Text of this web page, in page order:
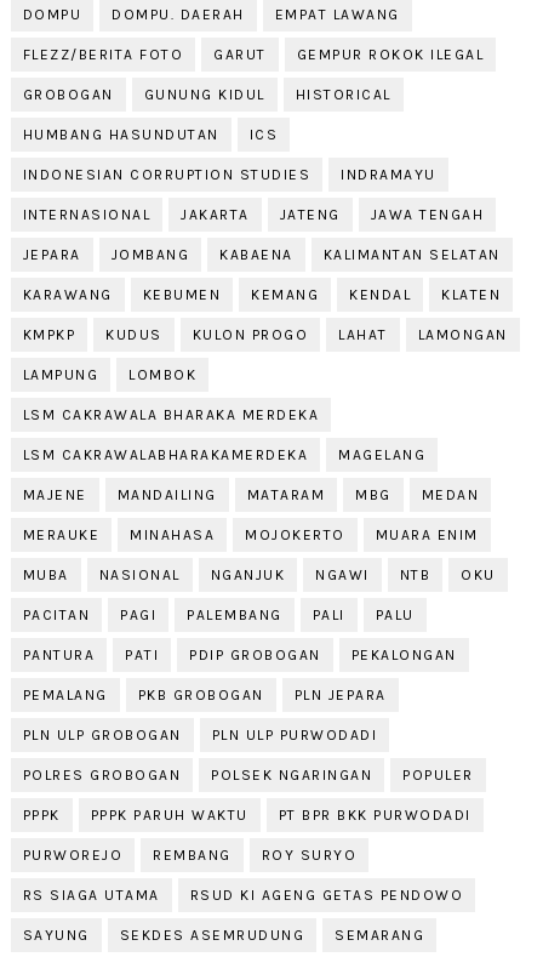
DOMPU DOMPU. DAERAH EMPAT LAWANG
FLEZZ/BERITA FOTO GARUT GEMPUR ROKOK ILEGAL
GROBOGAN GUNUNG KIDUL HISTORICAL
HUMBANG HASUNDUTAN ICS
INDONESIAN CORRUPTION STUDIES INDRAMAYU
INTERNASIONAL JAKARTA JATENG JAWA TENGAH
JEPARA JOMBANG KABAENA KALIMANTAN SELATAN
KARAWANG KEBUMEN KEMANG KENDAL KLATEN
KMPKP KUDUS KULON PROGO LAHAT LAMONGAN
LAMPUNG LOMBOK
LSM CAKRAWALA BHARAKA MERDEKA
LSM CAKRAWALABHARAKAMERDEKA MAGELANG
MAJENE MANDAILING MATARAM MBG MEDAN
MERAUKE MINAHASA MOJOKERTO MUARA ENIM
MUBA NASIONAL NGANJUK NGAWI NTB OKU
PACITAN PAGI PALEMBANG PALI PALU
PANTURA PATI PDIP GROBOGAN PEKALONGAN
PEMALANG PKB GROBOGAN PLN JEPARA
PLN ULP GROBOGAN PLN ULP PURWODADI
POLRES GROBOGAN POLSEK NGARINGAN POPULER
PPPK PPPK PARUH WAKTU PT BPR BKK PURWODADI
PURWOREJO REMBANG ROY SURYO
RS SIAGA UTAMA RSUD KI AGENG GETAS PENDOWO
SAYUNG SEKDES ASEMRUDUNG SEMARANG